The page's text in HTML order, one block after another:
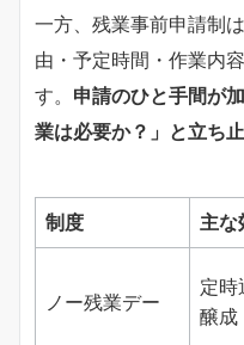
一方、残業事前申請制
由・予定時間・作業内
す。 申請のひと手間が
業は必要か？」と立ち
制度 主な
ノー残業デー
定時
醸成